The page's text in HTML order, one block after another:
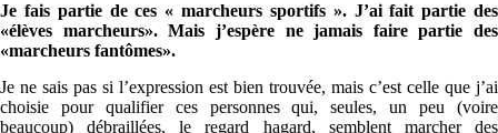
Je fais partie de ces « marcheurs sportifs ». J’ai fait partie des
«élèves marcheurs».Mais j’espère ne jamais faire partie des
«marcheurs fantômes».
Je ne sais pas si l’expression est bien trouvée, mais c’est celle que j’ai
choisie pour qualifier ces personnes qui, seules, un peu (voire
beaucoup) débraillées, le regard hagard, semblent marcher des